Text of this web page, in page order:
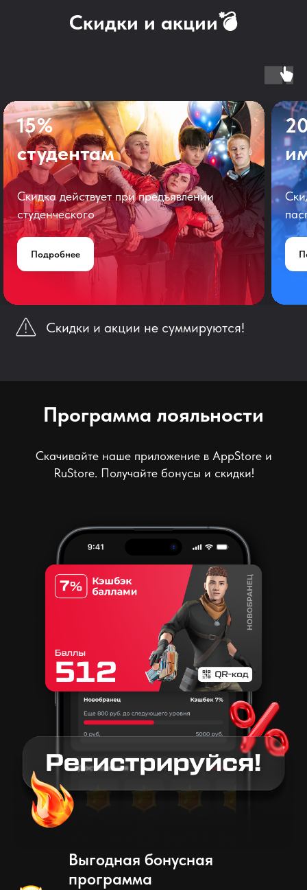
Скидки и акции💣
15%
студентам
Скидка действует при предъявлении
студенческого
Подробнее
Скидки и акции не суммируются!
Программа лояльности
Скачивайте наше приложение в AppStore и
RuStore. Получайте бонусы и скидки!
Выгодная бонусная
программа